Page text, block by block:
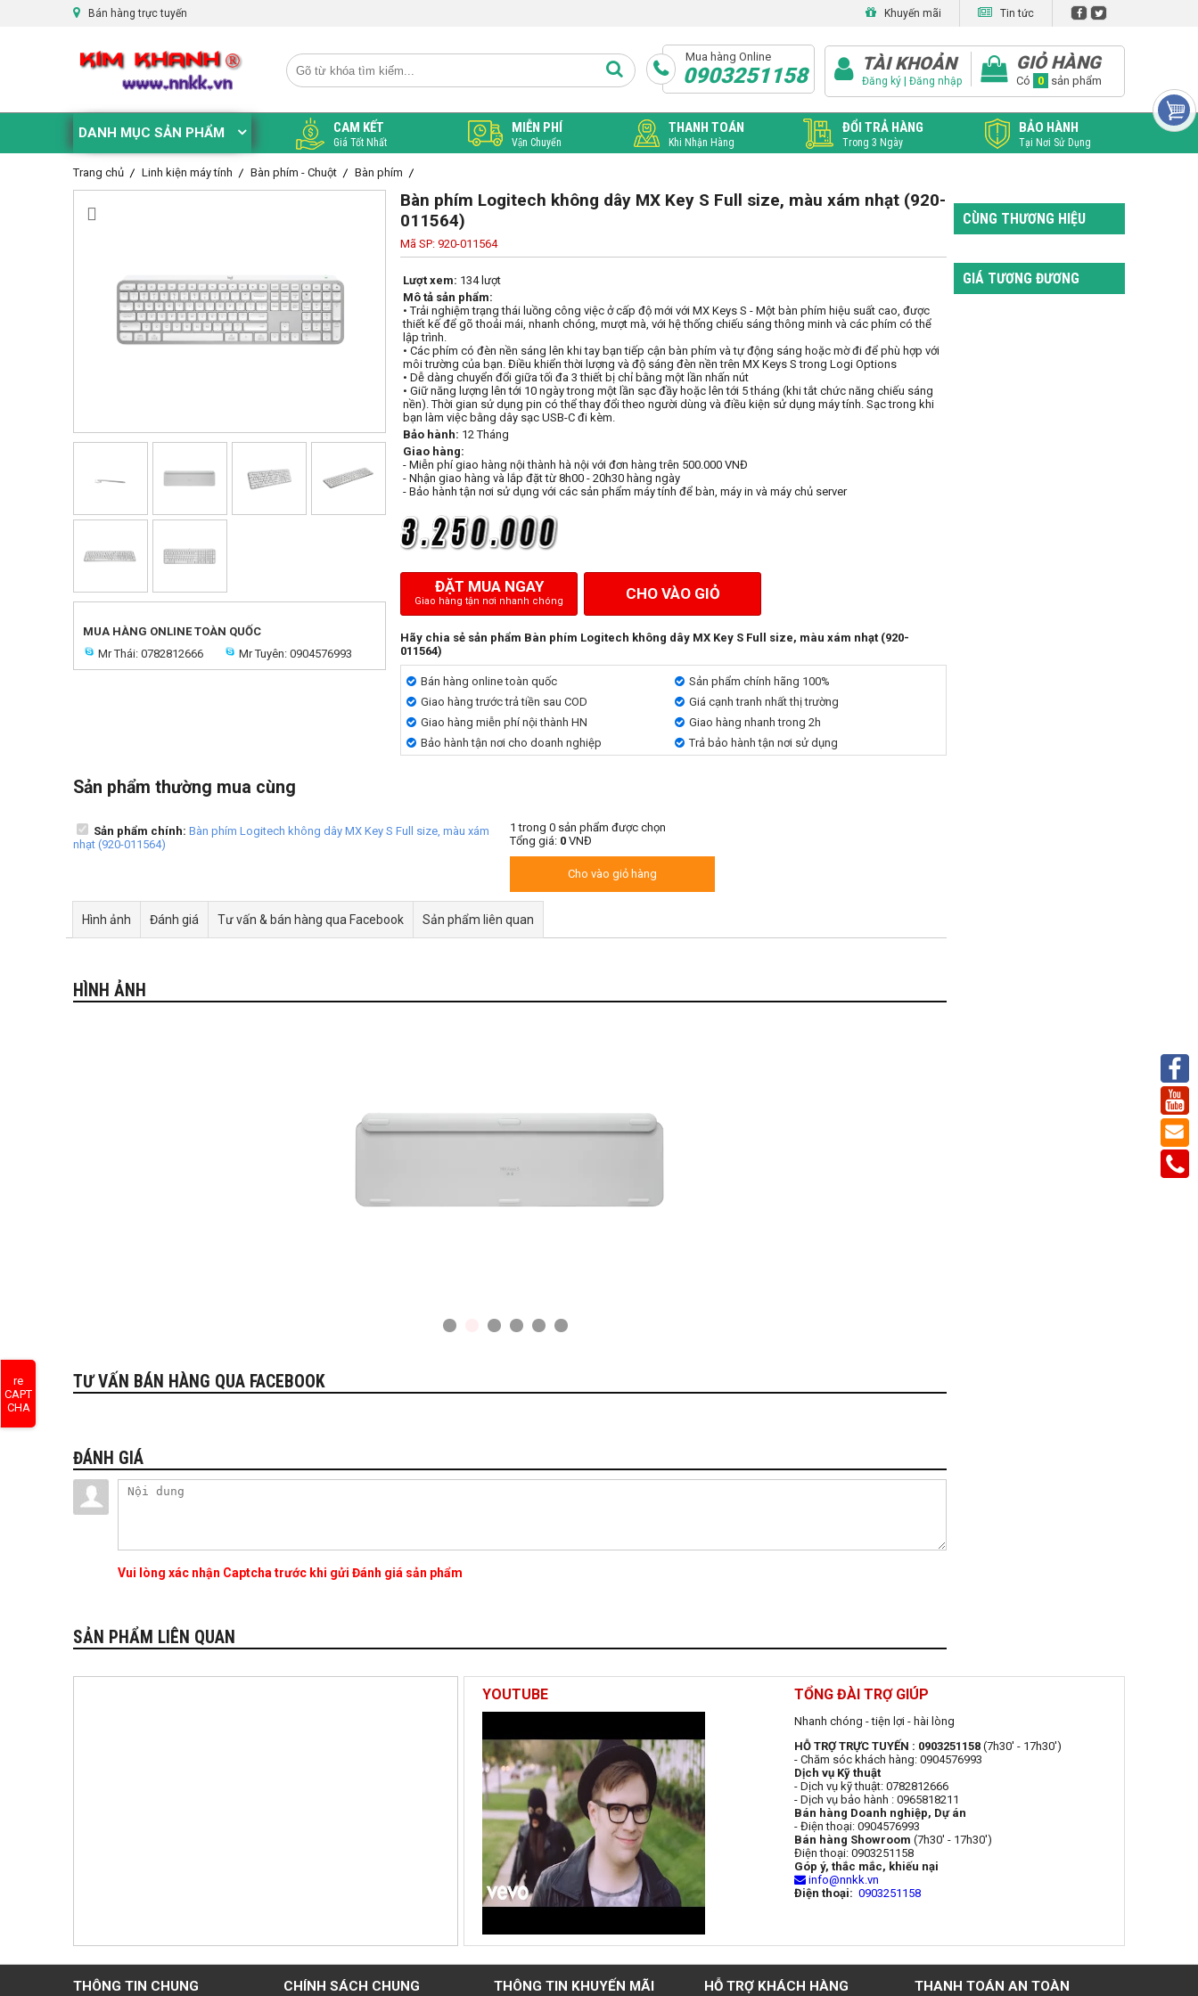
Bán hàng trực tuyến Khuyến mãi Tin tức
Mua hàng Online
0903251158 TÀI KHOẢN
Đăng ký | Đăng nhập
GIỎ HÀNG
Có 0 sản phẩm
DANH MỤC SẢN PHẨM CAM KẾT
Giá Tốt Nhất
MIỄN PHÍ
Vận Chuyển
THANH TOÁN
Khi Nhận Hàng
ĐỔI TRẢ HÀNG
Trong 3 Ngày
BẢO HÀNH
Tại Nơi Sử Dụng
Trang chủ Linh kiện máy tính Bàn phím - Chuột Bàn phím
MUA HÀNG ONLINE TOÀN QUỐC
Mr Thái: 0782812666
Mr Tuyên: 0904576993
Bàn phím Logitech không dây MX Key S Full size, màu xám nhạt (920-
011564)
Mã SP: 920-011564
Lượt xem: 134 lượt
Mô tả sản phẩm:
• Trải nghiệm trạng thái luồng công việc ở cấp độ mới với MX Keys S - Một bàn phím hiệu suất cao, được
thiết kế để gõ thoải mái, nhanh chóng, mượt mà, với hệ thống chiếu sáng thông minh và các phím có thể
lập trình.
• Các phím có đèn nền sáng lên khi tay bạn tiếp cận bàn phím và tự động sáng hoặc mờ đi để phù hợp với
môi trường của bạn. Điều khiển thời lượng và độ sáng đèn nền trên MX Keys S trong Logi Options
• Dễ dàng chuyển đổi giữa tối đa 3 thiết bị chỉ bằng một lần nhấn nút
• Giữ năng lượng lên tới 10 ngày trong một lần sạc đầy hoặc lên tới 5 tháng (khi tắt chức năng chiếu sáng
nền). Thời gian sử dụng pin có thể thay đổi theo người dùng và điều kiện sử dụng máy tính. Sạc trong khi
bạn làm việc bằng dây sạc USB-C đi kèm.
Bảo hành: 12 Tháng
Giao hàng:
- Miễn phí giao hàng nội thành hà nội với đơn hàng trên 500.000 VNĐ
- Nhận giao hàng và lắp đặt từ 8h00 - 20h30 hàng ngày
- Bảo hành tận nơi sử dụng với các sản phẩm máy tính để bàn, máy in và máy chủ server
ĐẶT MUA NGAY
Giao hàng tận nơi nhanh chóng CHO VÀO GIỎ
Hãy chia sẻ sản phẩm Bàn phím Logitech không dây MX Key S Full size, màu xám nhạt (920-
011564)
Bán hàng online toàn quốc
Sản phẩm chính hãng 100%
Giao hàng trước trả tiền sau COD
Giá cạnh tranh nhất thị trường
Giao hàng miễn phí nội thành HN
Giao hàng nhanh trong 2h
Bảo hành tận nơi cho doanh nghiệp
Trả bảo hành tận nơi sử dụng
Sản phẩm thường mua cùng
Sản phẩm chính: Bàn phím Logitech không dây MX Key S Full size, màu xám
nhạt (920-011564)
1 trong 0 sản phẩm được chọn
Tổng giá: 0 VNĐ
Cho vào giỏ hàng
Hình ảnh Đánh giá Tư vấn & bán hàng qua Facebook Sản phẩm liên quan
HÌNH ẢNH
TƯ VẤN BÁN HÀNG QUA FACEBOOK
ĐÁNH GIÁ
re
CAPT
CHA
Vui lòng xác nhận Captcha trước khi gửi Đánh giá sản phẩm
SẢN PHẨM LIÊN QUAN
CÙNG THƯƠNG HIỆU
GIÁ TƯƠNG ĐƯƠNG
YOUTUBE TỔNG ĐÀI TRỢ GIÚP
Nhanh chóng - tiện lợi - hài lòng
HỖ TRỢ TRỰC TUYẾN : 0903251158 (7h30' - 17h30')
- Chăm sóc khách hàng: 0904576993
Dịch vụ Kỹ thuật
- Dịch vụ kỹ thuật: 0782812666
- Dịch vụ bảo hành : 0965818211
Bán hàng Doanh nghiệp, Dự án
- Điện thoại: 0904576993
Bán hàng Showroom (7h30' - 17h30')
Điện thoại: 0903251158
Góp ý, thắc mắc, khiếu nại
info@nnkk.vn
Điện thoại: 0903251158
THÔNG TIN CHUNG CHÍNH SÁCH CHUNG THÔNG TIN KHUYẾN MÃI HỖ TRỢ KHÁCH HÀNG THANH TOÁN AN TOÀN